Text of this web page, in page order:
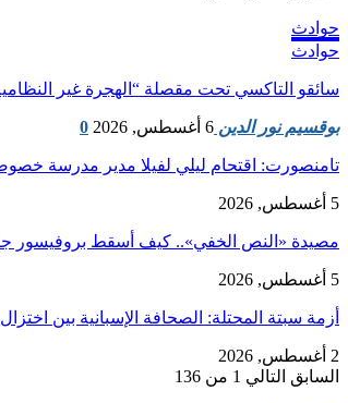
حوادث
حوادث
سائقو التاكسي تحت مقصلة “الهجرة غير
بوقسيم نور الدين 6 أغسطس, 2026 0
تامنصورت: اقتحام ليلي لفيلا مدير مدرسة
5 أغسطس, 2026
مصيدة «النص الخفي».. كيف أسقط بروفيسور جامعي 32 طالباً في فخ
5 أغسطس, 2026
أزمة سبتة المحتلة: الصحافة الإسبانية بين
2 أغسطس, 2026
السابق التالي 1 من 136